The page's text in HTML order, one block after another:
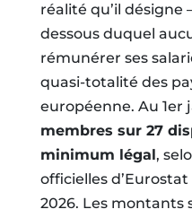
réalité qu’il
dessous duquel
rémunérer ses
quasi-totalité des
européenne. Au 1er
membres sur 27
minimum légal,
officielles
2026. Les montants